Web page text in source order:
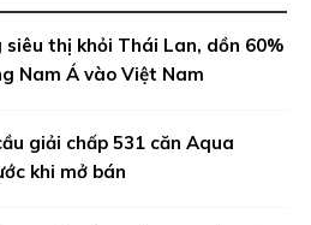
thị khỏi Thái Lan, dồn 60%
Nam Á vào Việt Nam
giải chấp 531 căn Aqua
khi mở bán